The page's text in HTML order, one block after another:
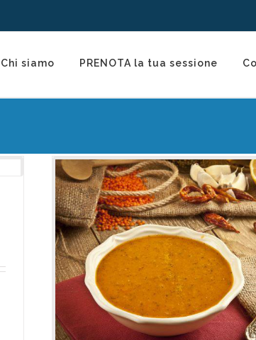
Chi siamo PRENOTA la tua sessione
!